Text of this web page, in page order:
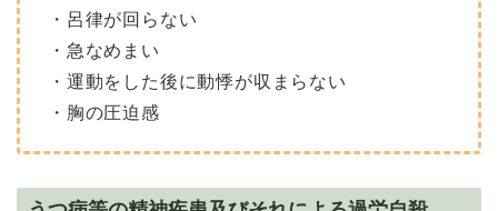
・呂律が回らない
・急なめまい
・運動をした後に動悸が収まらない
・胸の圧迫感